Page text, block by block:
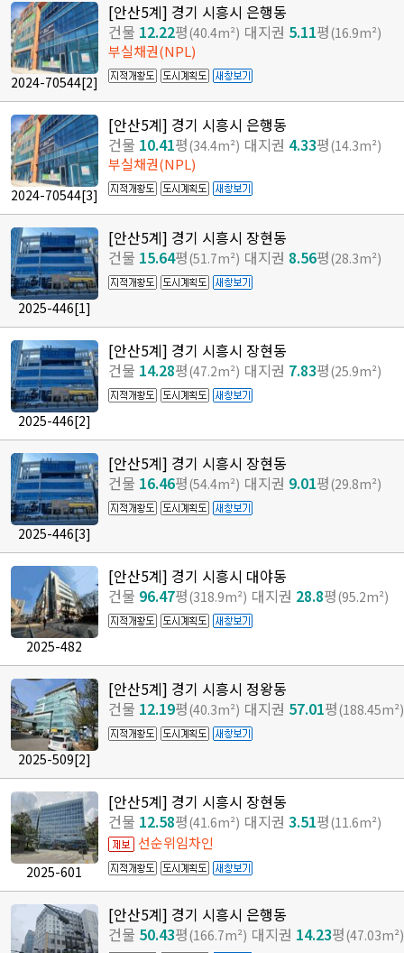
2024-70544[2]
[안산5계] 경기 시흥시 은행동
건물 12.22평(40.4m²) 대지권 5.11평(16.9m²)
부실채권(NPL)
2024-70544[3]
[안산5계] 경기 시흥시 은행동
건물 10.41평(34.4m²) 대지권 4.33평(14.3m²)
부실채권(NPL)
2025-446[1]
[안산5계] 경기 시흥시 장현동
건물 15.64평(51.7m²) 대지권 8.56평(28.3m²)
2025-446[2]
[안산5계] 경기 시흥시 장현동
건물 14.28평(47.2m²) 대지권 7.83평(25.9m²)
2025-446[3]
[안산5계] 경기 시흥시 장현동
건물 16.46평(54.4m²) 대지권 9.01평(29.8m²)
2025-482
[안산5계] 경기 시흥시 대야동
건물 96.47평(318.9m²) 대지권 28.8평(95.2m²)
2025-509[2]
[안산5계] 경기 시흥시 정왕동
건물 12.19평(40.3m²) 대지권 57.01평(188.45m²)
2025-601
[안산5계] 경기 시흥시 장현동
건물 12.58평(41.6m²) 대지권 3.51평(11.6m²)
선순위임차인
[안산5계] 경기 시흥시 은행동
건물 50.43평(166.7m²) 대지권 14.23평(47.03m²)